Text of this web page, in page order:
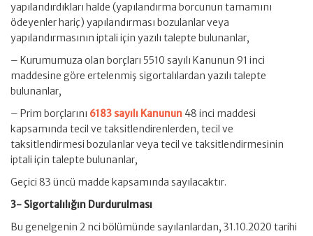
yapılandırdıkları halde (yapılandırma borcunun tamamını
ödeyenler hariç) yapılandırması bozulanlar veya
yapılandırmasının iptali için yazılı talepte bulunanlar,
– Kurumumuza olan borçları 5510 sayılı Kanunun 91 inci
maddesine göre ertelenmiş sigortalılardan yazılı talepte
bulunanlar,
– Prim borçlarını 6183 sayılı Kanunun 48 inci maddesi
kapsamında tecil ve taksitlendirenlerden, tecil ve
taksitlendirmesi bozulanlar veya tecil ve taksitlendirmesinin
iptali için talepte bulunanlar,
Geçici 83 üncü madde kapsamında sayılacaktır.
3- Sigortalılığın Durdurulması
Bu genelgenin 2 nci bölümünde sayılanlardan, 31.10.2020 tarihi